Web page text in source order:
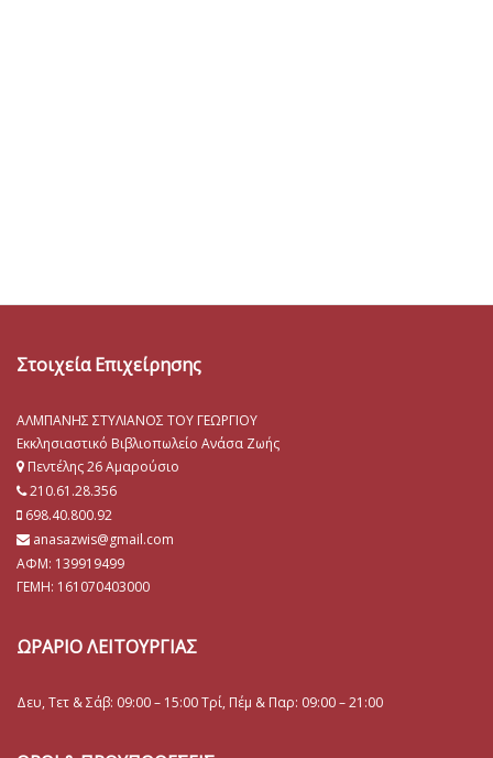
Στοιχεία Επιχείρησης
ΑΛΜΠΑΝΗΣ ΣΤΥΛΙΑΝΟΣ ΤΟΥ ΓΕΩΡΓΙΟΥ
Εκκλησιαστικό Βιβλιοπωλείο Ανάσα Ζωής
Πεντέλης 26 Αμαρούσιο
210.61.28.356
698.40.800.92
anasazwis@gmail.com
ΑΦΜ: 139919499
ΓΕΜΗ: 161070403000
ΩΡΑΡΙΟ ΛΕΙΤΟΥΡΓΙΑΣ
Δευ, Τετ & Σάβ: 09:00 – 15:00 Τρί, Πέμ & Παρ: 09:00 – 21:00